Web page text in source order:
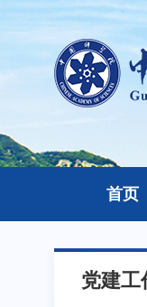
首页
党建工